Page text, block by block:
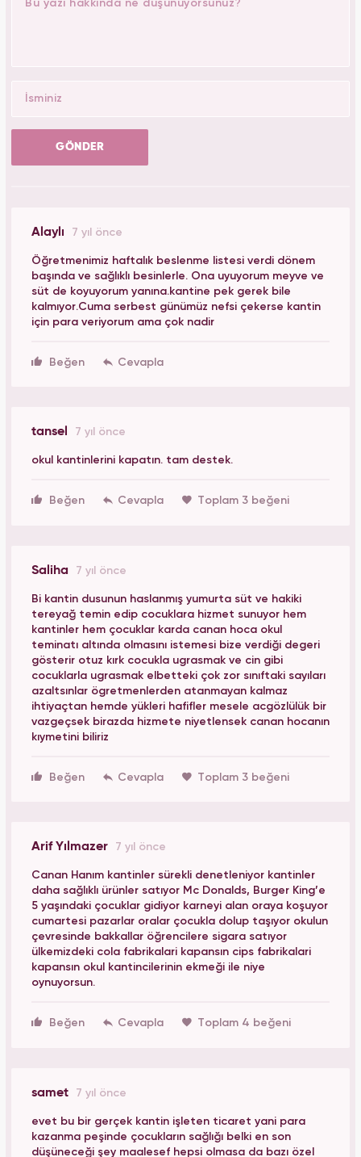
GÖNDER
Alaylı 7 yıl önce
Öğretmenimiz haftalık beslenme listesi verdi dönem
başında ve sağlıklı besinlerle. Ona uyuyorum meyve ve
süt de koyuyorum yanına.kantine pek gerek bile
kalmıyor.Cuma serbest günümüz nefsi çekerse kantin
için para veriyorum ama çok nadir
Beğen
tansel 7 yıl önce
okul kantinlerini kapatın. tam destek.
Beğen Toplam 3 beğeni
Saliha 7 yıl önce
Bi kantin dusunun haslanmış yumurta süt ve hakiki
tereyağ temin edip cocuklara hizmet sunuyor hem
kantinler hem çocuklar karda canan hoca okul
teminatı altında olmasını istemesi bize verdiği degeri
gösterir otuz kırk cocukla ugrasmak ve cin gibi
cocuklarla ugrasmak elbetteki çok zor sınıftaki sayıları
azaltsınlar ögretmenlerden atanmayan kalmaz
ihtiyaçtan hemde yükleri hafifler mesele acgözlülük bir
vazgeçsek birazda hizmete niyetlensek canan hocanın
kıymetini biliriz
Beğen Toplam 3 beğeni
Arif Yılmazer 7 yıl önce
Canan Hanım kantinler sürekli denetleniyor kantinler
daha sağlıklı ürünler satıyor Mc Donalds, Burger King’e
5 yaşındaki çocuklar gidiyor karneyi alan oraya koşuyor
cumartesi pazarlar oralar çocukla dolup taşıyor okulun
çevresinde bakkallar öğrencilere sigara satıyor
ülkemizdeki cola fabrikalari kapansın cips fabrikalari
kapansın okul kantincilerinin ekmeği ile niye
oynuyorsun.
Beğen Toplam 4 beğeni
samet 7 yıl önce
evet bu bir gerçek kantin işleten ticaret yani para
kazanma peşinde çocukların sağlığı belki en son
düşüneceği şey maalesef hepsi olmasa da bazı özel